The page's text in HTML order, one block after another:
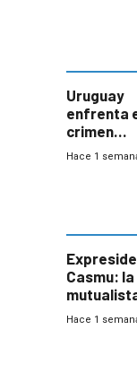
Uruguay
enfrenta
crimen
seguridad
Hace 1
Casmu: la
está para
Hace 1